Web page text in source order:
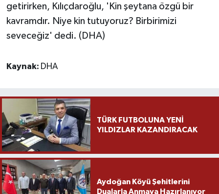
getirirken, Kılıçdaroğlu, 'Kin şeytana özgü bir
kavramdır. Niye kin tutuyoruz? Birbirimizi
seveceğiz' dedi. (DHA)
Kaynak: DHA
TÜRK FUTBOLUNA YENİ
YILDIZLAR KAZANDIRACAK
Aydoğan Köyü Şehitlerini
Dualarla Anmaya Hazırlanıyor